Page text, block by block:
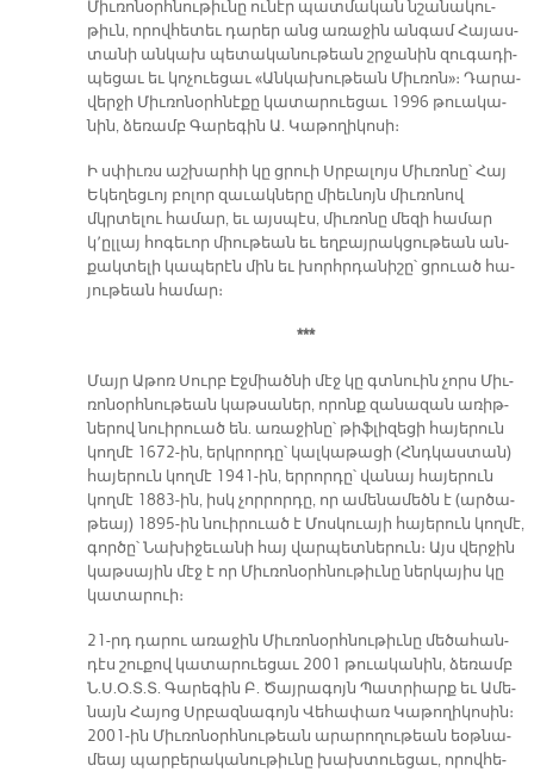
Միւ­ռո­նօրհ­նու­թիւ­նը ու­նէր պատ­մա­կան նշա­նա­կու­
թիւն, ո­րով­հե­տեւ դա­րեր անց ա­ռա­ջին ան­գամ Հա­յաս­
տա­նի ան­կախ պե­տա­կա­նու­թեան շրջա­նին զու­գա­դի­
պե­ցաւ եւ կո­չուե­ցաւ «Ան­կա­խու­թեան Միւ­ռոն»։ Դա­րա­
վեր­ջի Միւ­ռո­նօրհ­նէ­քը կա­տա­րուե­ցաւ 1996 թուա­կա­
նին, ձե­ռամբ Գա­րե­գին Ա. Կա­թո­ղի­կո­սի։
Ի սփիւռս աշ­խար­հի կը ցրուի Սրբա­լոյս Միւ­ռո­նը՝ Հայ
Ե­կե­ղեց­ւոյ բո­լոր զա­ւակ­նե­րը միեւ­նոյն միւ­ռո­նով
մկրտե­լու հա­մար, եւ այս­պէս, միւ­ռո­նը մե­զի հա­մար
կ՚ըլ­լայ հո­գե­ւոր միու­թեան եւ եղ­բայ­րակ­ցու­թեան ան­
քակ­տե­լի կա­պե­րէն մին եւ խորհր­դա­նի­շը՝ ցրուած հա­
յու­թեան հա­մար։
***
Մայր Ա­թոռ Սուրբ Էջ­միած­նի մէջ կը գտնուին չորս Միւ­
ռո­նօրհ­նու­թեան կաթ­սա­ներ, ո­րոնք զա­նա­զան ա­ռիթ­
ներով նուի­րուած են. ա­ռա­ջի­նը՝ թիֆ­լի­զե­ցի հա­յե­րուն
կող­մէ 1672-ին, երկ­րոր­դը՝ կալ­կա­թա­ցի (Հնդկաս­տան)
հա­յե­րուն կող­մէ 1941-ին, եր­րոր­դը՝ վա­նայ հա­յե­րուն
կող­մէ 1883-ին, իսկ չոր­րոր­դը, որ ա­մե­նա­մեծն է (ար­ծա­
թեայ) 1895-ին նուի­րուած է Մոս­կուա­յի հա­յե­րուն կող­մէ,
գոր­ծը՝ Նա­խի­ջե­ւա­նի հայ վար­պետ­նե­րուն։ Այս վեր­ջին
կաթ­սա­յին մէջ է որ Միւ­ռո­նօրհ­նու­թիւ­նը ներ­կա­յիս կը
կա­տա­րուի։
21-րդ դա­րու ա­ռա­ջին Միւ­ռո­նօրհ­նու­թիւ­նը մե­ծա­հան­
դէս շու­քով կա­տա­րուե­ցաւ 2001 թուա­կա­նին, ձե­ռամբ
Ն.Ս.Օ.Տ.Տ. Գա­րե­գին Բ. Ծայ­րա­գոյն Պատ­րիարք եւ Ա­մե­
նայն Հա­յոց Սրբազ­նա­գոյն Վե­հա­փառ Կա­թո­ղի­կո­սին։
2001-ին Միւ­ռո­նօրհ­նու­թեան ա­րա­րո­ղու­թեան եօթ­նա­
մեայ պար­բե­րա­կա­նու­թիւ­նը խախ­տուե­ցաւ, ո­րով­հե­